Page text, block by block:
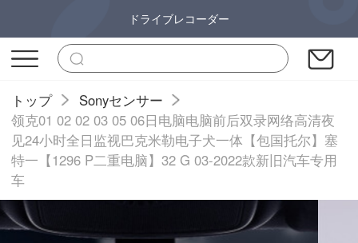
ドライブレコーダー
トップ
Sonyセンサー
领克01 02 02 03 05 06日电脑电脑前后双录网络高清夜
见24小时全日监视巴克米勒电子犬一体【包国托尔】塞
特一【1296 P二重电脑】32 G 03-2022款新旧汽车专用
车